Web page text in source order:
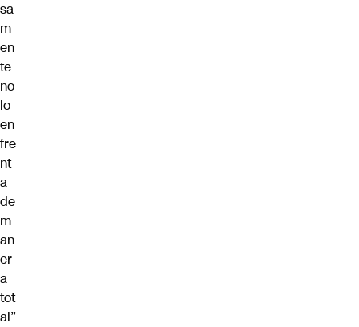
sa
m
en
te
no
lo
en
fre
nt
a
de
m
an
er
a
tot
al”